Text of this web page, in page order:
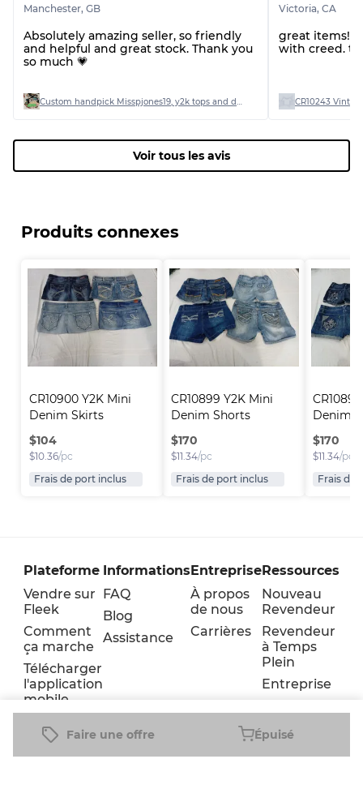
Faire une offre Épuisé
Manchester, GB
Absolutely amazing seller, so friendly
and helpful and great stock. Thank you
so much 💗
Victoria, CA
great items!
with creed.
CR10243
Voir tous les avis
Produits connexes
CR10900 Y2K Mini
Denim Skirts
$104
$10.36/pc
Frais de port inclus
CR10899 Y2K Mini
Denim Shorts
$170
$11.34/pc
Frais de port inclus
Denim
$170
$11.34/pc
Frais de
Plateforme
Vendre sur
Fleek
Comment
ça marche
Télécharger
l'application
mobile
Informations
FAQ
Blog
Assistance
Entreprise
À propos
de nous
Carrières
Ressources
Nouveau
Revendeur
Revendeur
à Temps
Plein
Entreprise